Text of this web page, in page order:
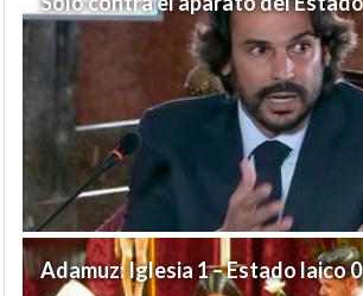
Adamuz: Iglesia 1 – Estado laico 0